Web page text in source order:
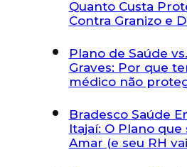
Quanto Custa
Contra Granizo e
Plano de Saúde
Graves: Por que
médico não
Bradesco Saúde
Itajaí: O Plano
Amar (e seu RH